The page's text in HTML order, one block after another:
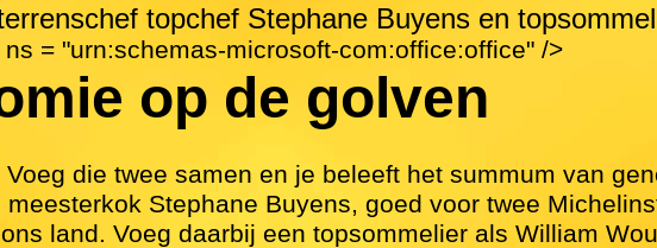
topchef Stephane Buyens en
= "urn:schemas-microsoft-com:office:office" />
op de golven
die twee samen en je beleeft het summum van
Stephane Buyens, goed voor twee
land. Voeg daarbij een topsommelier als William